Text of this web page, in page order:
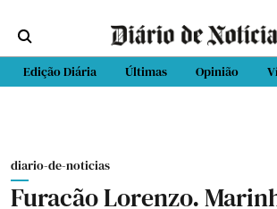
Edição Diária Últimas Opinião
diario-de-noticias
Furacão Lorenzo.